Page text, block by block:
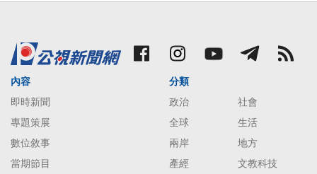
內容
即時新聞
專題策展
數位敘事
當期節目
分類
政治
社會
全球
生活
兩岸
地方
產經
文教科技